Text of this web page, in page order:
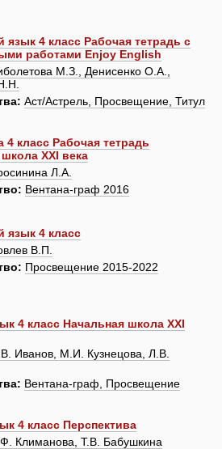
язык 4 класс Рабочая тетрадь с
работами Enjoy English
М.З., Денисенко О.А.,
Аст/Астрель, Просвещение, Титул
4 класс Рабочая тетрадь
XXI века
Л.А.
Вентана-граф 2016
язык 4 класс
В.П.
Просвещение 2015-2022
4 класс Начальная школа XXI
Иванов, М.И. Кузнецова, Л.В.
Вентана-граф, Просвещение
4 класс Перспектива
Климанова, Т.В. Бабушкина